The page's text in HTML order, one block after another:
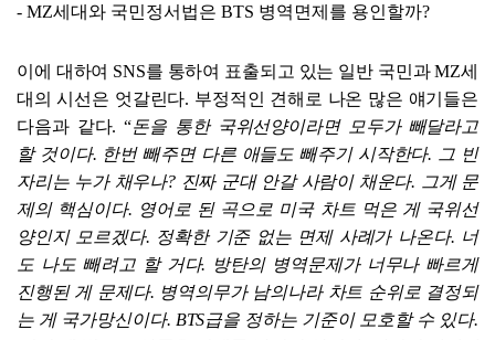
- MZ세대와 국민정서법은 BTS 병역면제를 용인할까?
이에 대하여 SNS를 통하여 표출되고 있는 일반 국민과MZ세
대의 시선은 엇갈린다. 부정적인 견해로 나온 많은 얘기들은
다음과 같다.“돈을 통한 국위선양이라면 모두가 빼달라고
할 것이다. 한번 빼주면 다른 애들도 빼주기 시작한다.
그 빈
자리는 누가 채우나? 진짜 군대 안갈 사람이 채운다.
그게 문
제의 핵심이다. 영어로 된 곡으로 미국 차트 먹은 게 국위선
양인지 모르겠다. 정확한 기준 없는 면제 사례가 나온다. 너
도 나도 빼려고 할 거다. 방탄의 병역문제가 너무나 빠르게
진행된 게 문제다. 병역의무가 남의나라 차트 순위로 결정되
는 게 국가망신이다. BTS급을 정하는 기준이 모호할 수 있다.